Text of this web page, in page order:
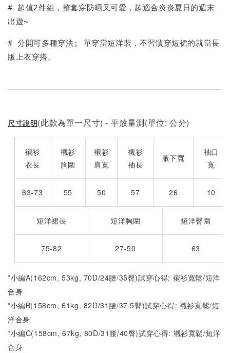
# 超值2件組，整套穿防晒又可愛，超適合炎炎夏日的週末
出遊~
# 分開可多種穿法; 單穿當短洋裝，不習慣穿短裙的就當長
版上衣穿搭。
尺寸說明(此款為單一尺寸) - 平放量測(單位: 公分)
襯衫
衣長
襯衫
胸圍
襯衫
肩寬
襯衫
袖長
腋下寬
袖口
寬
63-73 55 50 57 26 10
短洋裙長 短洋胸圍 短洋臀圍
75-82 27-50 63
*小編A(162cm, 53kg, 70D/24腰/35臀)試穿心得: 襯衫寬鬆/短洋
合身
*小編B(158cm, 61kg, 82D/31腰/37.5臀)試穿心得: 襯衫寬鬆/短
洋合身
*小編C(158cm, 67kg, 80D/31腰/40臀)試穿心得: 襯衫寬鬆/短洋
合身